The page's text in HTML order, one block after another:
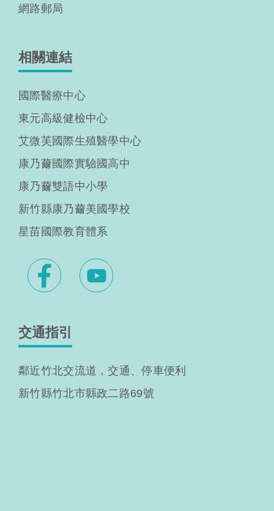
網路郵局
相關連結
國際醫療中心
東元高級健檢中心
艾微芙國際生殖醫學中心
康乃薾國際實驗國高中
康乃薾雙語中小學
新竹縣康乃薾美國學校
星苗國際教育體系
交通指引
鄰近竹北交流道，交通、停車便利
新竹縣竹北市縣政二路69號